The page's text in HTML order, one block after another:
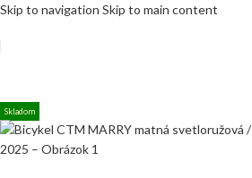
Skip to navigation Skip to main content
Skladom